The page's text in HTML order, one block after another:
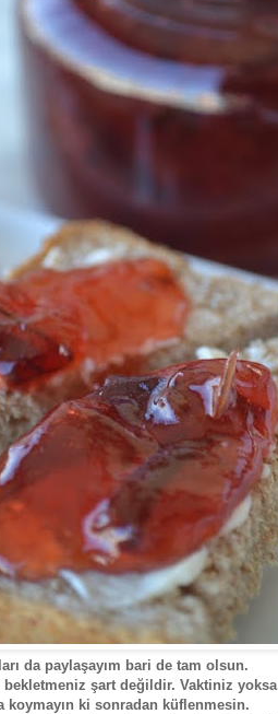
da paylaşayım bari de tam olsun.
bekletmeniz şart değildir. Vaktiniz
ki sonradan küflenmesin.